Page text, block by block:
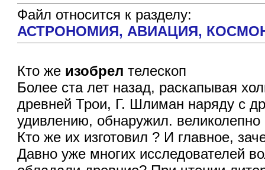
Файл относится к разделу:
АСТРОНОМИЯ, АВИАЦИЯ,
Кто же изобрел телескоп
Более ста лет назад, раскапывая
древней Трои, Г. Шлиман наряду с
удивлению, обнаружил.
Кто же их изготовил ? И главное,
Давно уже многих исследователей